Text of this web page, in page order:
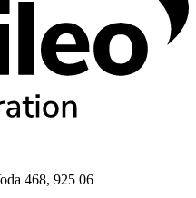
468, 925 06